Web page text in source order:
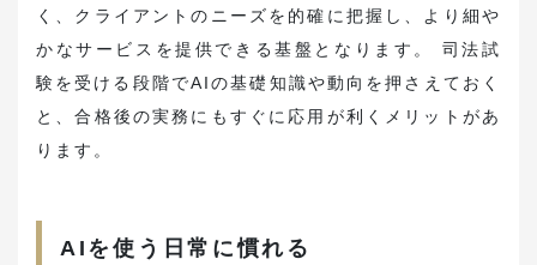
く、クライアントのニーズを的確に把握し、より細や
かなサービスを提供できる基盤となります。 司法試
験を受ける段階でAIの基礎知識や動向を押さえておく
と、合格後の実務にもすぐに応用が利くメリットがあ
ります。
AIを使う日常に慣れる